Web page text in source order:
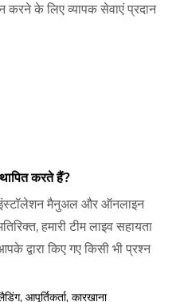
करने के लिए व्यापक सेवाएं प्रदान
करते हैं?
इंस्टॉलेशन मैनुअल और ऑनलाइन
हमारी टीम लाइव सहायता
द्वारा किए गए किसी भी प्रश्न
आपूर्तिकर्ता, कारखाना